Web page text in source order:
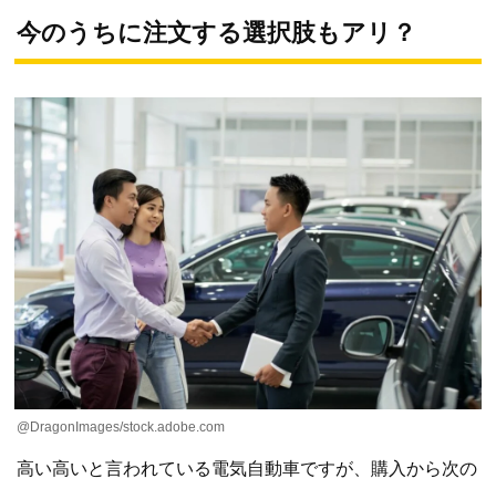
今のうちに注文する選択肢もアリ？
@DragonImages/stock.adobe.com
高い高いと言われている電気自動車ですが、購入から次の